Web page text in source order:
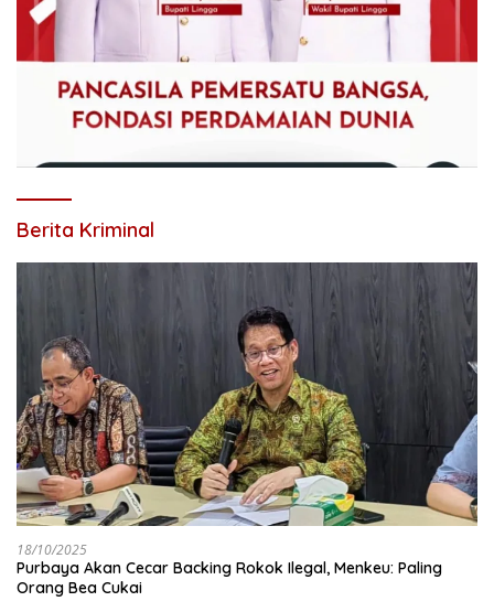
Berita Kriminal
18/10/2025
Purbaya Akan Cecar Backing Rokok Ilegal, Menkeu: Paling
Orang Bea Cukai